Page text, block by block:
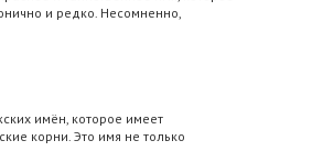
и редко. Несомненно,
имён, которое имеет
корни. Это имя не только